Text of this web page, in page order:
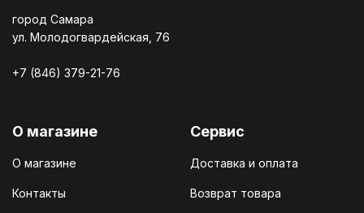
город Самара
ул. Молодогвардейская, 76
+7 (846) 379-21-76
О магазине
О магазине
Контакты
Сервис
Доставка и оплата
Возврат товара